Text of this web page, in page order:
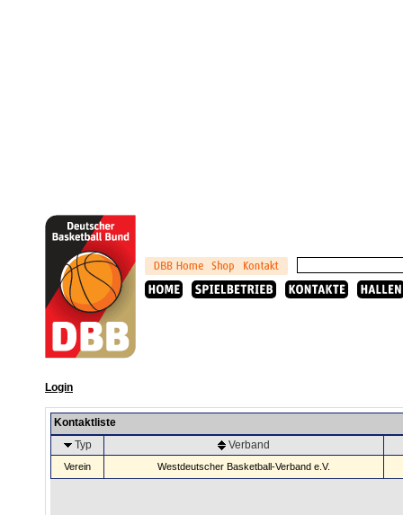
Login
Kontaktliste
Typ
Verband
Verein Westdeutscher Basketball-Verband e.V.